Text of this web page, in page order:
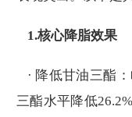
1.核心降脂效果
· 降低甘油三酯
三酯水平降低